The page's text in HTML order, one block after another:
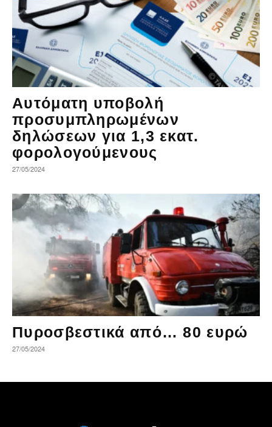
Αυτόματη υποβολή
προσυμπληρωμένων
δηλώσεων για 1,3 εκατ.
φορολογούμενους
27/05/2024
Πυροσβεστικά από… 80 ευρώ
27/05/2024